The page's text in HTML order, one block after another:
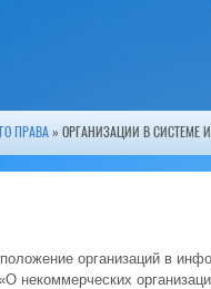
ПРАВА» ОРГАНИЗАЦИИ В СИСТЕМЕ
организаций в
некоммерческих